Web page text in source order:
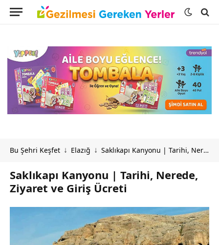
Bu Şehri Keşfet ↓ Elazığ ↓ Saklıkapı Kanyonu | Tarihi, Nerede, Ziyaret ve Giriş Ücreti
Saklıkapı Kanyonu | Tarihi, Nerede,
Ziyaret ve Giriş Ücreti